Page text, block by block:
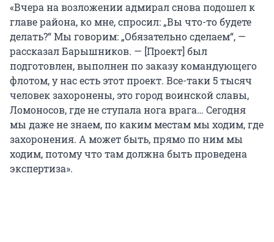
«Вчера на возложении адмирал снова подошел к
главе района, ко мне, спросил: „Вы что-то будете
делать?“ Мы говорим: „Обязательно сделаем“, —
рассказал Барышников. — [Проект] был
подготовлен, выполнен по заказу командующего
флотом, у нас есть этот проект. Все-таки 5 тысяч
человек захоронены, это город воинской славы,
Ломоносов, где не ступала нога врага… Сегодня
мы даже не знаем, по каким местам мы ходим, где
захоронения. А может быть, прямо по ним мы
ходим, потому что там должна быть проведена
экспертиза».